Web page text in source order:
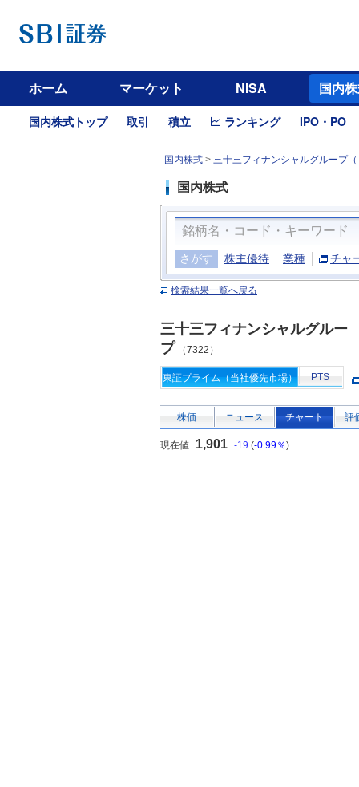
ホーム マーケット NISA 国内
国内株式トップ 取引 積立 ランキング IPO・PO
国内株式 > 三十三フィナンシャルグループ
国内株式
さがす 株主優待 業種 チャ
検索結果一覧へ戻る
三十三フィナンシャルグルー
プ （7322）
東証プライム（当社優先市場） PTS
株価 ニュース チャート 評
現在値 1,901 -19 (-0.99％)